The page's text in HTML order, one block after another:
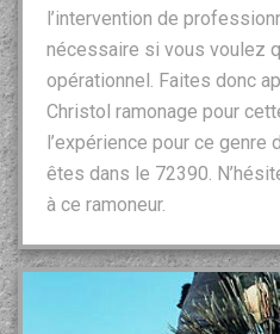
l’intervention de
nécessaire si vous voulez
opérationnel. Faites donc
Christol ramonage pour
l’expérience pour ce genre
êtes dans le 72390.
à ce ramoneur.